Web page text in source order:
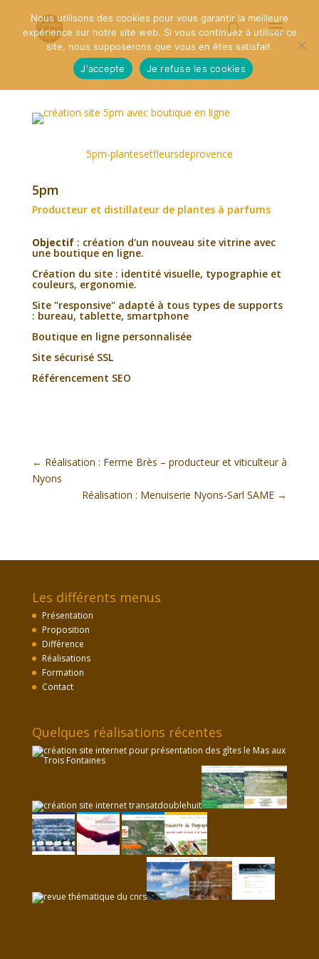
5pm-plantesetfleursdeprovence
5pm
Producteur et distillateur de plantes à parfums
Objectif: création d'un nouveau site vitrine avec
une boutique en ligne.
Création du site : identité visuelle, typographie et
couleurs, ergonomie.
Site "responsive" adapté à tous types de supports
: bureau, tablette, smartphone
Boutique en ligne personnalisée
Site sécurisé SSL
Référencement SEO
← Réalisation : Ferme Brès – producteur et viticulteur à
Nyons
Réalisation : Menuiserie Nyons-Sarl SAME →
Les différents menus
Présentation
Proposition
Différence
Réalisations
Formation
Contact
Quelques réalisations récentes
Nous utilisons des cookies pour vous garantir la meilleure
expérience sur notre site web. Si vous continuez à utiliser ce
site, nous supposerons que vous en êtes satisfait.
J'accepte
Je refuse les cookies